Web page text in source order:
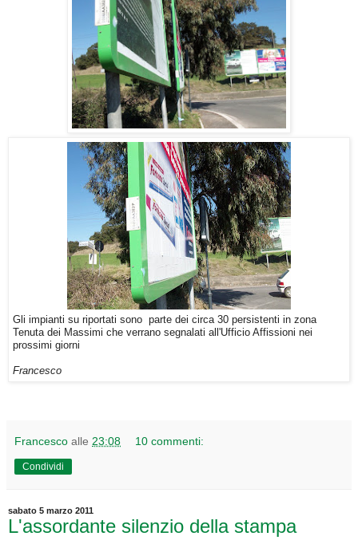
Gli impianti su riportati sono parte dei circa 30 persistenti in zona
Tenuta dei Massimi che verrano segnalati all'Ufficio Affissioni nei
prossimi giorni
Francesco
Francesco alle 23:08 10 commenti:
Condividi
sabato 5 marzo 2011
L'assordante silenzio della stampa